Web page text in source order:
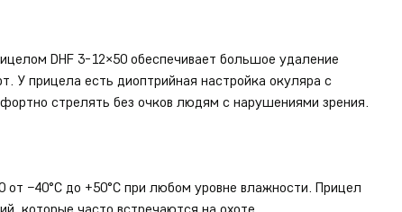
DHF 3-12×50 обеспечивает большое удаление
У прицела есть диоптрийная настройка окуляра с
стрелять без очков людям с нарушениями зрения.
от −40°С до +50°С при любом уровне влажности. Прицел